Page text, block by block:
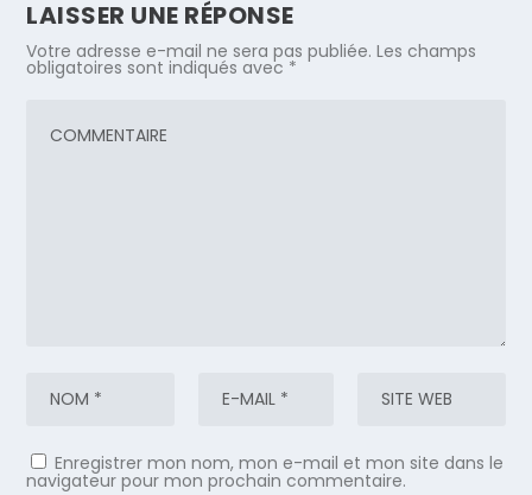
LAISSER UNE RÉPONSE
Votre adresse e-mail ne sera pas publiée. Les champs
obligatoires sont indiqués avec *
Enregistrer mon nom, mon e-mail et mon site dans le
navigateur pour mon prochain commentaire.